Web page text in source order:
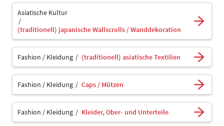
Asiatische Kultur
(traditionell) japanische Wallscrolls / Wanddekoration
Fashion / Kleidung (traditionell) asiatische Textilien
Fashion / Kleidung Caps / Mützen
Fashion / Kleidung Kleider, Ober- und Unterteile